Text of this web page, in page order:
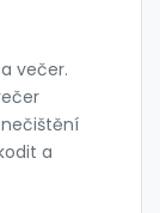
večer.
a